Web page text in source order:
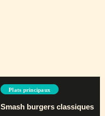
Plats principaux
Smash burgers classiques